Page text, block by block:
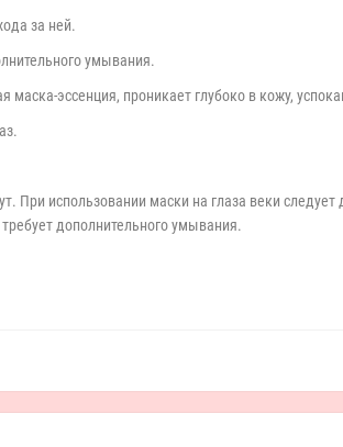
за ней.
умывания.
эссенция, проникает глубоко в кожу,
При использовании маски на глаза веки
дополнительного умывания.